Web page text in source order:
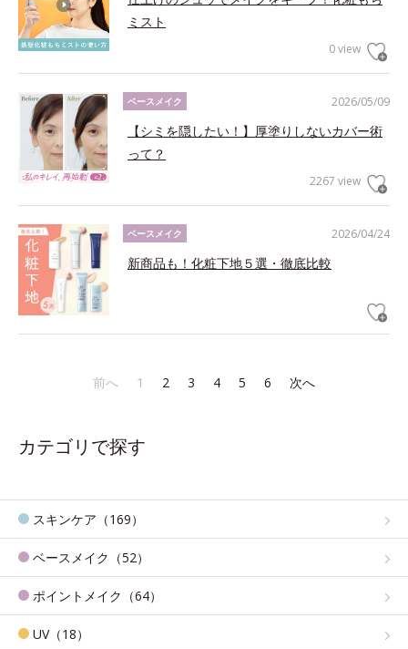
ミスト
0 view
2026/05/09
ベースメイク
【シミを隠したい！】厚塗りしないカバー術
って？
2267 view
2026/04/24
ベースメイク
新商品も！化粧下地５選・徹底比較
前へ 1 2 3 4 5 6 次へ
カテゴリで探す
スキンケア（169）
ベースメイク（52）
ポイントメイク（64）
UV（18）